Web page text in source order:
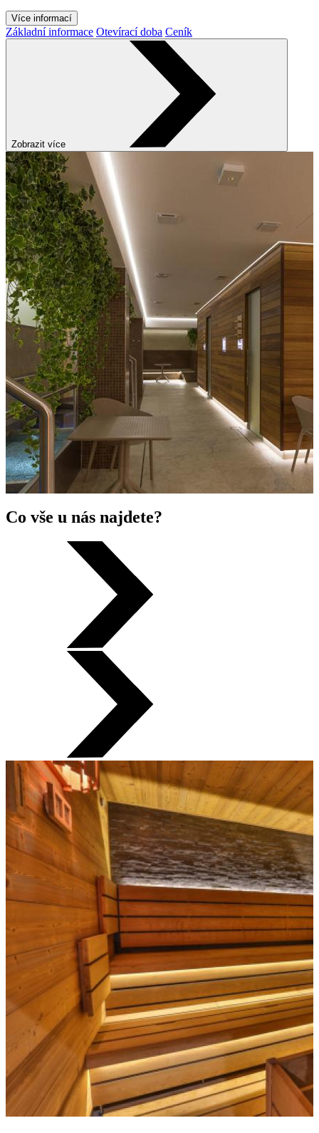
Více informací
Základní informace Otevírací doba Ceník
Zobrazit více
Hoďte vše za hlavu
Máte za sebou náročný den, týden nebo měsíc? Nedaří se vám hodit
starosti za hlavu? U nás to určitě dokážete!
Příjemné přítmí s efektem barevných světel, tichá relaxační hudba a
prostor osvětlený svíčkami a bodovými světly navodí uklidňující
atmosféru, ve které se vám bude dobře odpočívat, relaxovat a
regenerovat. Záleží jen na vás, jaký typ odpočinku zvolíte. Vybrat si
3 parních kabinek, finské
, která nabídne každému intenzitu ochlazení,
jakou chce. Za příplatek jsou zde i dvě vany na
kterých si můžete vybrat bylinky přímo u naší obsluhy. Zapůjčení
ručníku a prostěradla je samozřejmostí.
U našeho baru vám nabídneme široký sortiment nealko nápojů pro
dodržování pitného režimu.
Saunovací desatero:
Do sauny nikdy nechodíme s plným žaludkem, ale ani
hladoví.
Před vstupem do ohřívárny je třeba se důkladně osprchovat a
umýt mýdlem a také se pečlivě osušit, aby došlo k rychlejšímu
nástupu pocení.
Do sauny chodíme zásadně bez plavek, které brání
správnému prohřátí pokožky a mohly by se objevit i alergické
reakce. Na zakrytí intimních míst použijte ručník nebo
prostěradlo.
V sauně se pohodlně posaďte nebo si ideálně lehněte na
prostěradlo – na rozdíl od sezení na lavici poloha vleže zajistí
rovnoměrnou teplotu v celém těle.
Délka pobytu v potní místnosti je velmi individuální a liší se
dle typu ohřívárny, obecně ale doporučujeme 10 – 20 minut
(pro finskou saunu do 15 minut). V ohřívárně zůstáváme
pouze dokud je nám teplo příjemné.
Během fáze pocení je vhodné masírovat si kůži končetin
kartáčem nebo jinými vhodnými pomůckami, což pomáhá
Co vše u nás najdete?